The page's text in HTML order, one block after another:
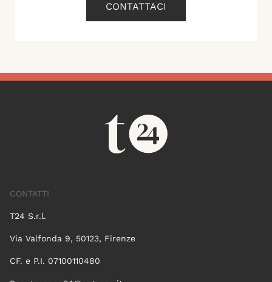
CONTATTACI
CONTATTI
T24 S.r.l.
Via Valfonda 9, 50123, Firenze
CF. e P.I. 07100110480